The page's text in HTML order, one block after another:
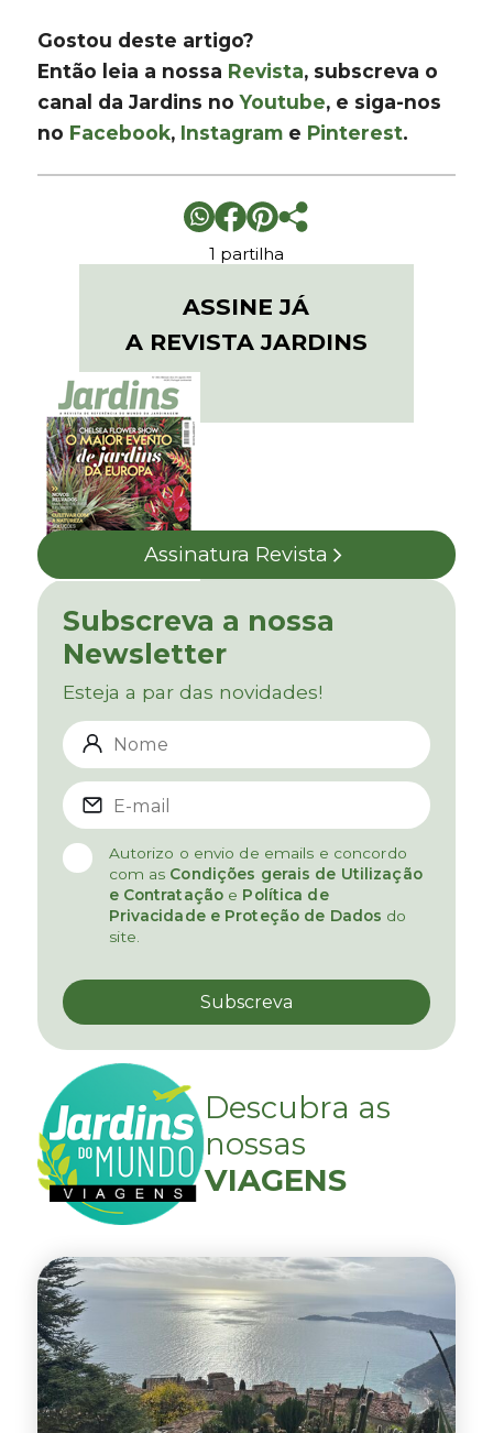
Gostou deste artigo?
Então leia a nossa Revista, subscreva o
canal da Jardins noYoutube, e siga-nos
no Facebook, Instagram e Pinterest.
1 partilha
ASSINE JÁ
A REVISTA JARDINS
Assinatura Revista
Subscreva a nossa
Newsletter
Esteja a par das novidades!
Autorizo o envio de emails e concordo
com as Condições gerais de Utilização
e Contratação e Política de
Privacidade e Proteção de Dados do
site.
Descubra as
nossas
VIAGENS